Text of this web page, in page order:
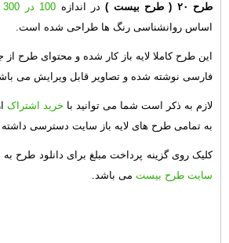
طرح ۲۰
( طرح بیست )در اندازه 100 در 300 سانتیمتر
اساس روانشناسی رنگ ها طراحی شده است.
این طرح کاملا لایه باز کار شده و محتوای طرح
فارسی نوشته شده و تصاویر قابل ویرایش می
لازم به ذکر است شما می توانید با خرید اشتراک
به تمامی طرح های لایه باز سایت دسترسی داشته
کلیک روی گزینه پرداخت مبلغ برای دانلود طرح به
سایت طرح بیست می باشد.